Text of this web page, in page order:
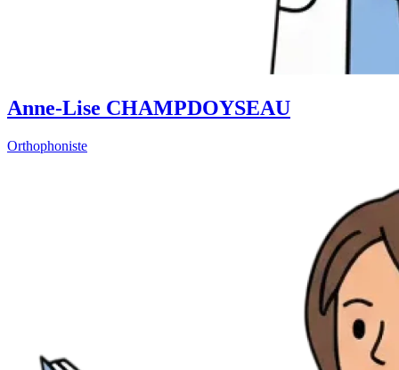
Anne-Lise CHAMPDOYSEAU
Orthophoniste